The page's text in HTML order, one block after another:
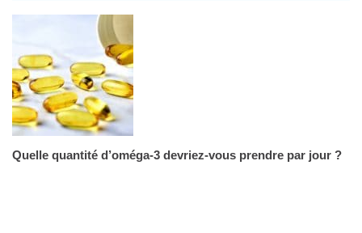
Quelle quantité d’oméga-3 devriez-vous prendre par jour ?